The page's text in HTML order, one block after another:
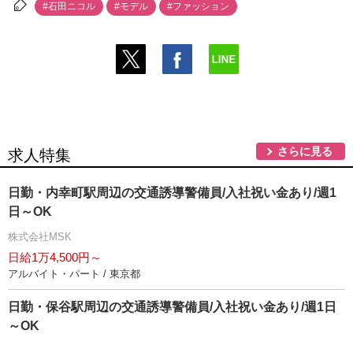
#石田ニコル #モデル #ファッション
求人特集 さらに見る
日勤・内幸町駅周辺の交通誘導警備員/入社祝い金あり/週1
日～OK
株式会社MSK
日給1万4,500円～
アルバイト・パート / 東京都
日勤・保谷駅周辺の交通誘導警備員/入社祝い金あり/週1日
～OK